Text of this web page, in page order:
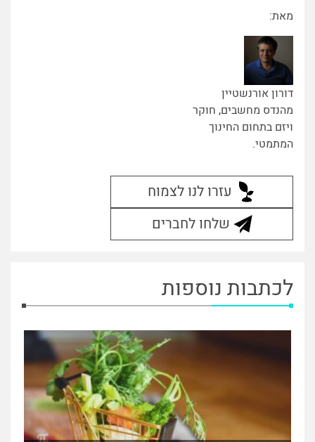
מאת:
דורון אורנשטיין
מהנדס מחשבים, חוקר
ויזם בתחום החינוך
המתמטי.
עזרו לנו לצמוח
שלחו לחברים
לכתבות נוספות